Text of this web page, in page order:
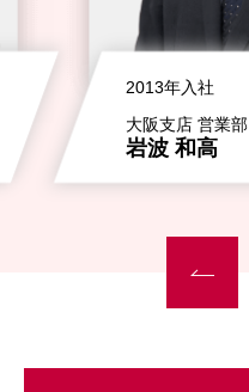
2013年入社
大阪支店 営業部
岩波 和高